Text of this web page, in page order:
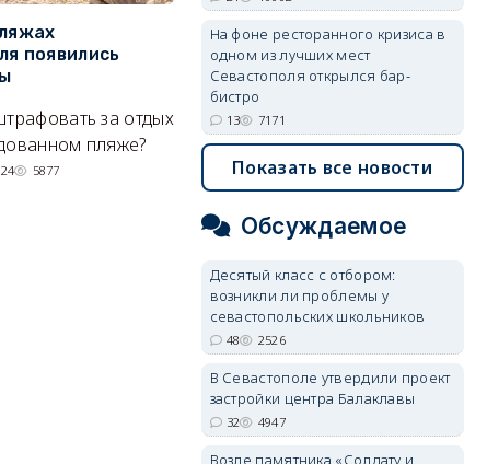
появились
за отдых
пляже?
5877
Двух москвичей на
сапбордах унесло от берега
Крыма на километр в море
Спасатели благополучно
вернули туристов обратно на
29/07/2026 17:03 6374
На фоне ресторанного кризиса в
одном из лучших мест
Севастополя открылся бар-
бистро
13 7171
Показать все новости
Обсуждаемое
Десятый класс с отбором:
возникли ли проблемы у
севастопольских школьников
48 2526
В Севастополе утвердили проект
застройки центра Балаклавы
32 4947
Возле памятника «Солдату и